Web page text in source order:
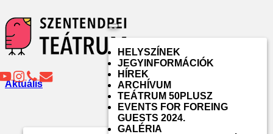
Toggle
navigation
HELYSZÍNEK
JEGYINFORMÁCIÓK
HÍREK
ARCHÍVUM
TEÁTRUM 50PLUSZ
EVENTS FOR FOREING
GUESTS 2024.
GALÉRIA
Aktuális